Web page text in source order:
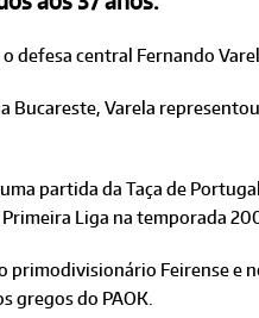
defesa central Fernando
Bucareste, Varela
partida da Taça de
Liga na temporada
Feirense e
gregos do PAOK.